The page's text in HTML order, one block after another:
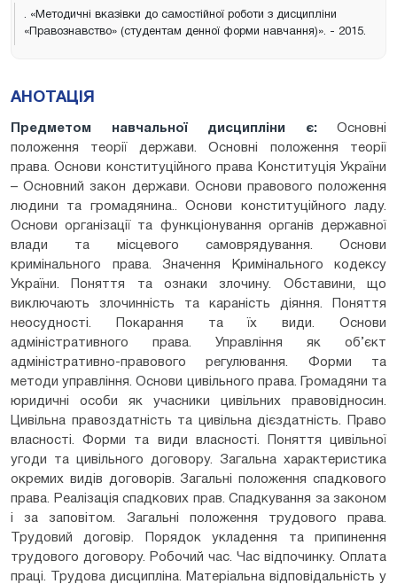
. «Методичні вказівки до самостійної роботи з дисципліни
«Правознавство» (студентам денної форми навчання)». - 2015.
АНОТАЦІЯ
Предметом навчальної дисципліни є:Основні
положення теорії держави. Основні положення теорії
права. Основи конституційного права Конституція України
– Основний закон держави. Основи правового положення
людини та громадянина.. Основи конституційного ладу.
Основи організації та функціонування органів державної
влади та місцевого самоврядування. Основи
кримінального права. Значення Кримінального кодексу
України. Поняття та ознаки злочину. Обставини, що
виключають злочинність та караність діяння. Поняття
неосудності. Покарання та їх види. Основи
адміністративного права. Управління як об’єкт
адміністративно-правового регулювання. Форми та
методи управління. Основи цивільного права. Громадяни та
юридичні особи як учасники цивільних правовідносин.
Цивільна правоздатність та цивільна дієздатність. Право
власності. Форми та види власності. Поняття цивільної
угоди та цивільного договору. Загальна характеристика
окремих видів договорів. Загальні положення спадкового
права. Реалізація спадкових прав. Спадкування за законом
і за заповітом. Загальні положення трудового права.
Трудовий договір. Порядок укладення та припинення
трудового договору. Робочий час. Час відпочинку. Оплата
праці. Трудова дисципліна. Матеріальна відповідальність у